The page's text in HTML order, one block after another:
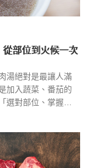
部位到火候一次
湯絕對是最讓人滿
加入蔬菜、番茄的
選對部位、掌握火